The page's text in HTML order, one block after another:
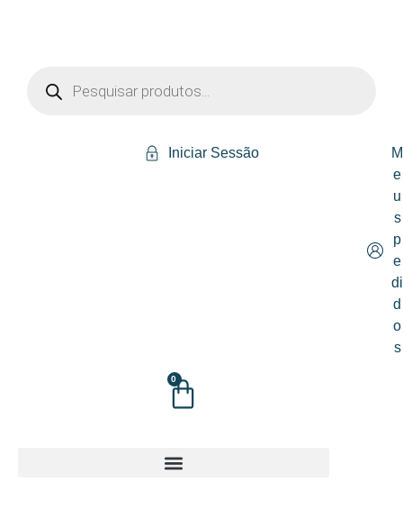
Iniciar Sessão
M
e
u
s
p
e
di
d
o
s
0